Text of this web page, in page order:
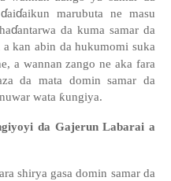
ɗaiɗaikun marubuta ne masu
ɗantarwa da kuma samar da
a kan abin da hukumomi suka
a wannan zango ne aka fara
da mata domin samar da
wata ƙungiya.
da Gajerun Labarai a
shirya gasa domin samar da